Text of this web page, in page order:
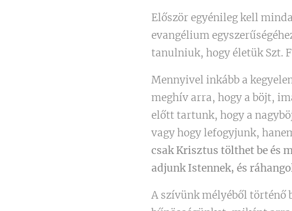
Először egyénileg kell
evangélium
tanulniuk, hogy életük Szt.
Mennyivel inkább a
meghív arra, hogy a böjt,
előtt tartunk, hogy a
vagy hogy lefogyjunk,
csak Krisztus tölthet be és
adjunk Istennek, és
A szívünk mélyéből történő